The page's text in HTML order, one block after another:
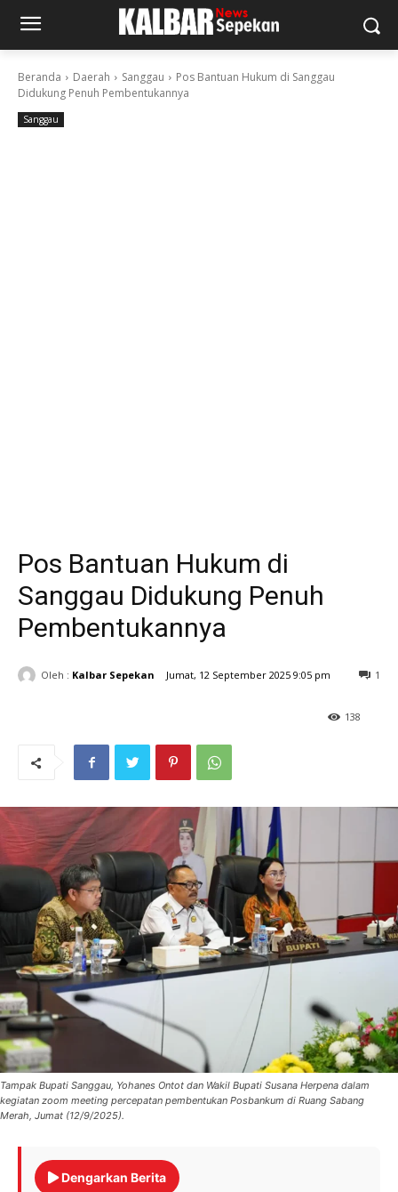
Beranda Daerah Sanggau
Pos Bantuan Hukum di Sanggau
Didukung Penuh Pembentukannya
Sanggau
Pos Bantuan Hukum di
Sanggau Didukung Penuh
Pembentukannya
Oleh : Kalbar Sepekan Jumat, 12 September 2025 9:05 pm 1
138
Tampak Bupati Sanggau, Yohanes Ontot dan Wakil Bupati Susana Herpena dalam
kegiatan zoom meeting percepatan pembentukan Posbankum di Ruang Sabang
Merah, Jumat (12/9/2025).
Dengarkan Berita